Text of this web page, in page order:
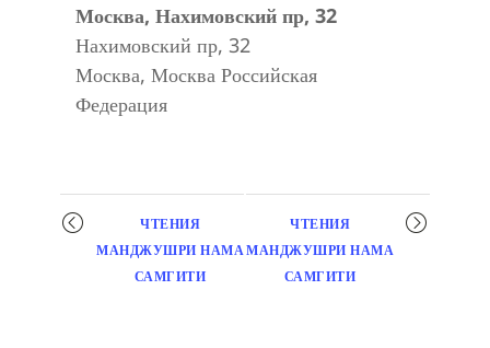
Москва, Нахимовский пр, 32
Нахимовский пр, 32
Москва, Москва Российская
Федерация
Мероприятие
навигация
ЧТЕНИЯ
МАНДЖУШРИ НАМА
САМГИТИ
ЧТЕНИЯ
МАНДЖУШРИ НАМА
САМГИТИ